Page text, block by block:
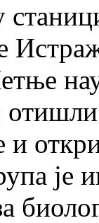
и
је